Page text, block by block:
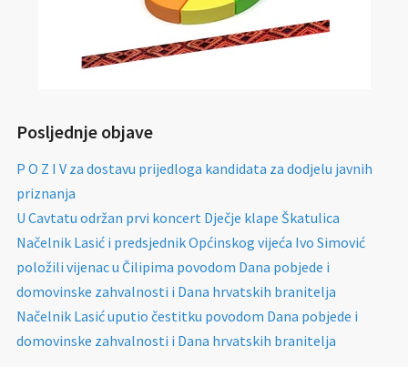
Posljednje objave
P O Z I V za dostavu prijedloga kandidata za dodjelu javnih
priznanja
U Cavtatu održan prvi koncert Dječje klape Škatulica
Načelnik Lasić i predsjednik Općinskog vijeća Ivo Simović
položili vijenac u Čilipima povodom Dana pobjede i
domovinske zahvalnosti i Dana hrvatskih branitelja
Načelnik Lasić uputio čestitku povodom Dana pobjede i
domovinske zahvalnosti i Dana hrvatskih branitelja